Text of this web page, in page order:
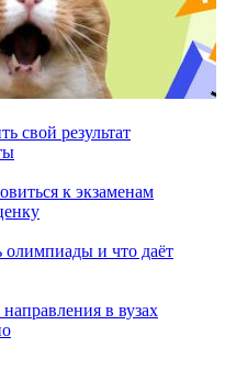
свой результат
к экзаменам
олимпиады и что даёт
направления в вузах